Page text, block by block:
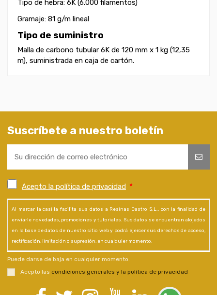
Tipo de hebra: 6K (6.000 filamentos)
Gramaje: 81 g/m lineal
Tipo de suministro
Malla de carbono tubular 6K de 120 mm x 1 kg (12,35
m), suministrada en caja de cartón.
Suscríbete a nuestro boletín
Acepto la política de privacidad *
Al marcar la casilla facilita sus datos a Resinas Castro S.L., con la finalidad de
enviarle novedades, promociones y tutoriales. Sus datos se encuentran alojados
en la base de datos de nuestro sitio web y podrá ejercer sus derechos de acceso,
rectificación, limitación o supresión, en cualquier momento.
Puede darse de baja en cualquier momento.
Acepto las condiciones generales y la política de privacidad